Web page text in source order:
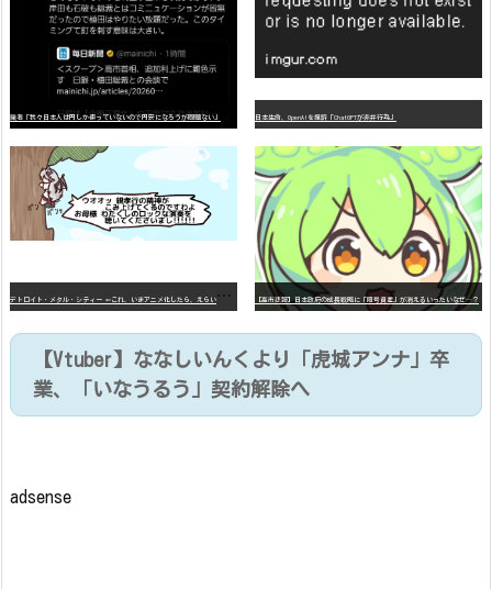
識者「我々日本人は円しか使っていないので円安になろうが問題ない」 日本生命、OpenAIを提訴「ChatGPTが非弁行為」
デ
トロイト・メタル・シティー ⇐これ、いまアニメ化したら、えらいことになってたよな？ 【高市悲報】日本政府の成長戦略に「暗号資産」が消えるいったいなぜ…？
【Vtuber】ななしいんくより「虎城アンナ」卒
業、「いなうるう」契約解除へ
adsense